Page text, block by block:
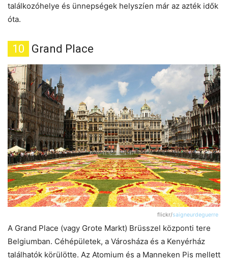
találkozóhelye és ünnepségek helyszíen már az azték idők
óta.
10 Grand Place
flickr/saigneurdeguerre
A Grand Place (vagy Grote Markt) Brüsszel központi tere
Belgiumban. Céhépületek, a Városháza és a Kenyérház
találhatók körülötte. Az Atomium és a Manneken Pis mellett